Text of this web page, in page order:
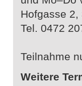
Hofgasse 2,
Tel. 0472
Teilnahme
Weitere